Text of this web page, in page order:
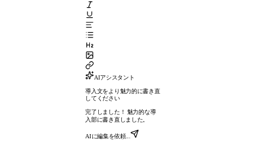
AIアシスタント
導入文をより魅力的に書き直
してください
完了しました！ 魅力的な導
入部に書き直しました。
AIに編集を依頼...